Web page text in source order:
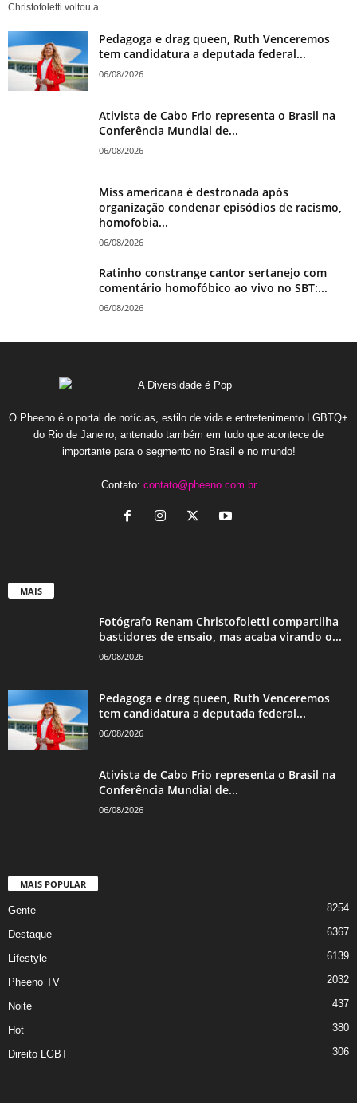
Christofoletti voltou a...
Pedagoga e drag queen, Ruth Venceremos
tem candidatura a deputada federal...
06/08/2026
Ativista de Cabo Frio representa o Brasil na
Conferência Mundial de...
06/08/2026
Miss americana é destronada após
organização condenar episódios de racismo,
homofobia...
06/08/2026
Ratinho constrange cantor sertanejo com
comentário homofóbico ao vivo no SBT:...
06/08/2026
O Pheeno é o portal de notícias, estilo de vida e entretenimento LGBTQ+
do Rio de Janeiro, antenado também em tudo que acontece de
importante para o segmento no Brasil e no mundo!
Contato: contato@pheeno.com.br
MAIS
Fotógrafo Renam Christofoletti compartilha
bastidores de ensaio, mas acaba virando o...
06/08/2026
Pedagoga e drag queen, Ruth Venceremos
tem candidatura a deputada federal...
06/08/2026
Ativista de Cabo Frio representa o Brasil na
Conferência Mundial de...
06/08/2026
MAIS POPULAR
Gente 8254
Destaque 6367
Lifestyle 6139
Pheeno TV 2032
Noite 437
Hot 380
Direito LGBT 306